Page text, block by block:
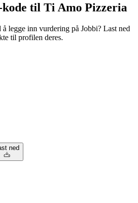
til Ti Amo Pizzeria
legge inn vurdering på Jobbi? Last ned
til profilen deres.
ned